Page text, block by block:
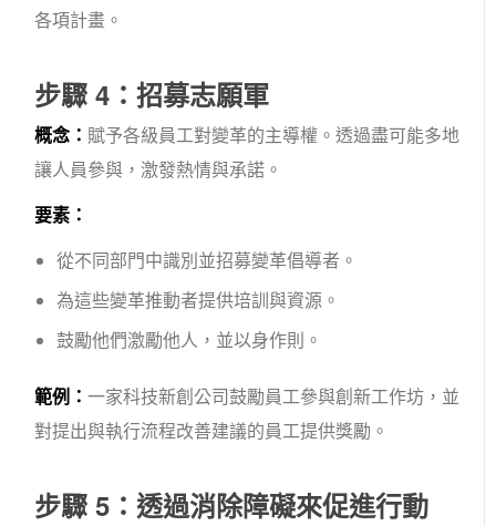
各項計畫。
步驟 4：招募志願軍
概念： 賦予各級員工對變革的主導權。透過盡可能多地
讓人員參與，激發熱情與承諾。
要素：
從不同部門中識別並招募變革倡導者。
為這些變革推動者提供培訓與資源。
鼓勵他們激勵他人，並以身作則。
範例：一家科技新創公司鼓勵員工參與創新工作坊，並
對提出與執行流程改善建議的員工提供獎勵。
步驟 5：透過消除障礙來促進行動